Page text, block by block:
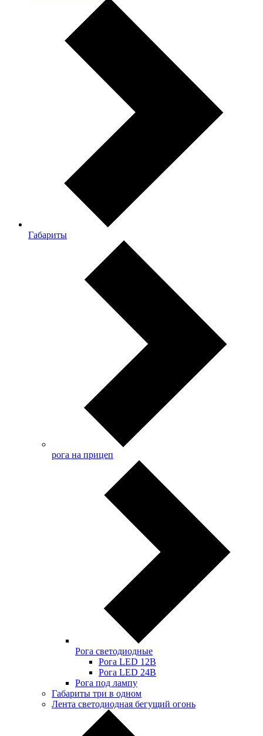
Габариты
рога на прицеп
Рога светодиодные
Рога LED 12В
Рога LED 24В
Рога под лампу
Габариты три в одном
Лента светодиодная бегущий огонь